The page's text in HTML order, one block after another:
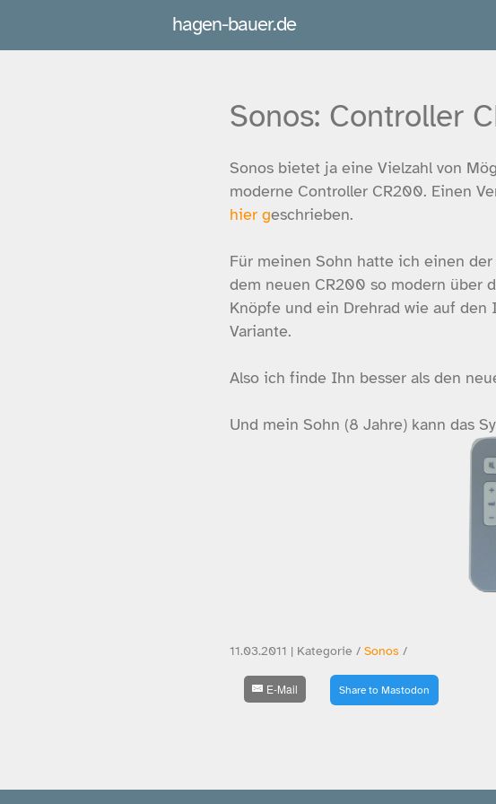
hagen-bauer.de
Sonos: Controller
Sonos bietet ja eine Vielzahl von
moderne Controller CR200. Einen
hier geschrieben.
Für meinen Sohn hatte ich einen
dem neuen CR200 so modern über
Knöpfe und ein Drehrad wie auf
Variante.
Also ich finde Ihn besser als den
Und mein Sohn (8 Jahre) kann das
11.03.2011 | Kategorie / Sonos /
E-Mail Share to Mastodon